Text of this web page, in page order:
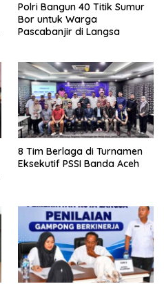
Polri Bangun 40 Titik Sumur
Bor untuk Warga
Pascabanjir di Langsa
8 Tim Berlaga di Turnamen
Eksekutif PSSI Banda Aceh